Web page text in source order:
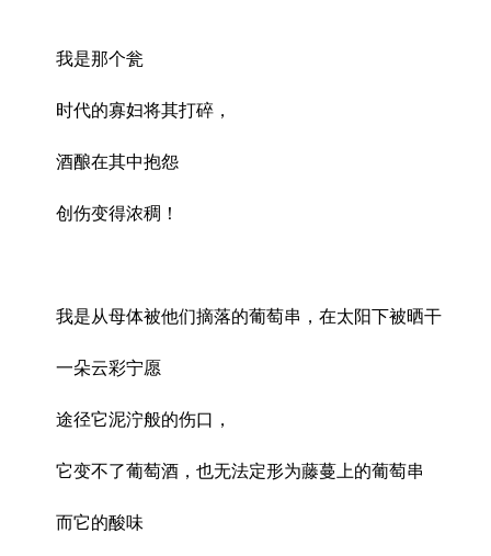
我是那个瓮
时代的寡妇将其打碎，
酒酿在其中抱怨
创伤变得浓稠！
我是从母体被他们摘落的葡萄串，在太阳下被晒干
一朵云彩宁愿
途径它泥泞般的伤口，
它变不了葡萄酒，也无法定形为藤蔓上的葡萄串
而它的酸味